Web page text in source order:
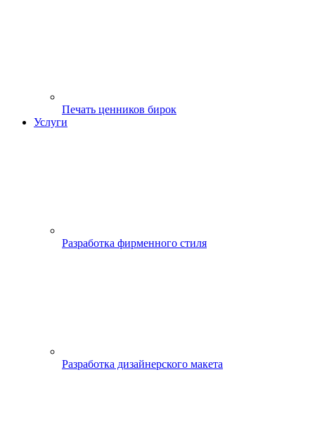
Печать ценников бирок
Услуги
Разработка фирменного стиля
Разработка дизайнерского макета